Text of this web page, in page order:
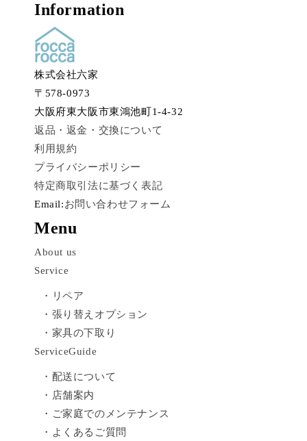
Information
株式会社六家
〒578-0973
大阪府東大阪市東鴻池町1-4-32
返品・返金・交換について
利用規約
プライバシーポリシー
特定商取引法に基づく表記
Email:お問い合わせフォーム
Menu
About us
Service
・リペア
・張り替えオプション
・家具の下取り
ServiceGuide
・配送について
・店舗案内
・ご家庭でのメンテナンス
・よくあるご質問